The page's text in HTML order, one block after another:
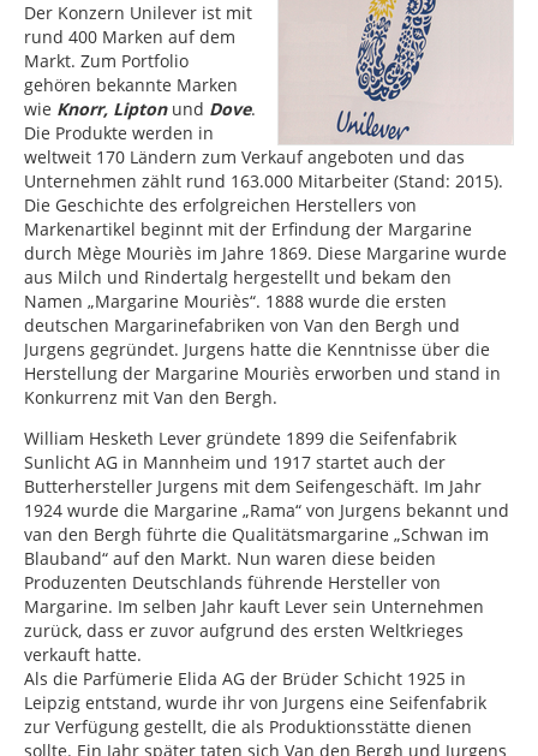
Der Konzern Unilever ist mit
rund 400 Marken auf dem
Markt. Zum Portfolio
gehören bekannte Marken
wie Knorr, Liptonund Dove.
Die Produkte werden in
weltweit 170 Ländern zum Verkauf angeboten und das
Unternehmen zählt rund 163.000 Mitarbeiter (Stand: 2015).
Die Geschichte des erfolgreichen Herstellers von
Markenartikel beginnt mit der Erfindung der Margarine
durch Mège Mouriès im Jahre 1869. Diese Margarine wurde
aus Milch und Rindertalg hergestellt und bekam den
Namen „Margarine Mouriès“. 1888 wurde die ersten
deutschen Margarinefabriken von Van den Bergh und
Jurgens gegründet. Jurgens hatte die Kenntnisse über die
Herstellung der Margarine Mouriès erworben und stand in
Konkurrenz mit Van den Bergh.
William Hesketh Lever gründete 1899 die Seifenfabrik
Sunlicht AG in Mannheim und 1917 startet auch der
Butterhersteller Jurgens mit dem Seifengeschäft. Im Jahr
1924 wurde die Margarine „Rama“ von Jurgens bekannt und
van den Bergh führte die Qualitätsmargarine „Schwan im
Blauband“ auf den Markt. Nun waren diese beiden
Produzenten Deutschlands führende Hersteller von
Margarine. Im selben Jahr kauft Lever sein Unternehmen
zurück, dass er zuvor aufgrund des ersten Weltkrieges
verkauft hatte.
Als die Parfümerie Elida AG der Brüder Schicht 1925 in
Leipzig entstand, wurde ihr von Jurgens eine Seifenfabrik
zur Verfügung gestellt, die als Produktionsstätte dienen
sollte. Ein Jahr später taten sich Van den Bergh und Jurgens